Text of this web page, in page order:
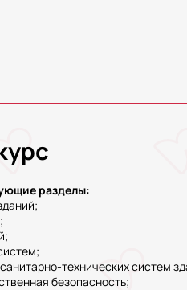
разделы:
технических систем
безопасность;